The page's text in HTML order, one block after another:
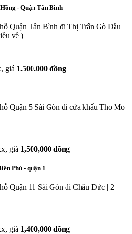
- Quận Tân Bình
Quận Tân Bình đi Thị Trấn Gò Dầu
về )
giá 1.500.000 đồng
Quận 5 Sài Gòn đi cửa khẩu Tho Mo
giá 1,500,000 đồng
Phủ - quận 1
Quận 11 Sài Gòn đi Châu Đức | 2
giá 1,400,000 đồng